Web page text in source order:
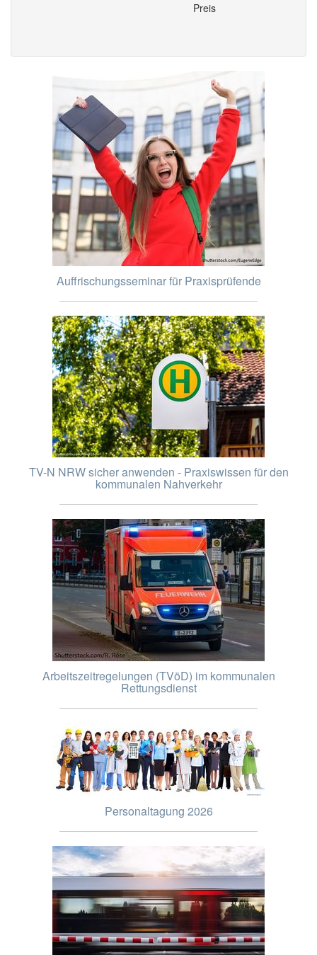
Preis
Auffrischungsseminar für Praxisprüfende
TV-N NRW sicher anwenden - Praxiswissen für den
kommunalen Nahverkehr
Arbeitszeitregelungen (TVöD) im kommunalen
Rettungsdienst
Personaltagung 2026